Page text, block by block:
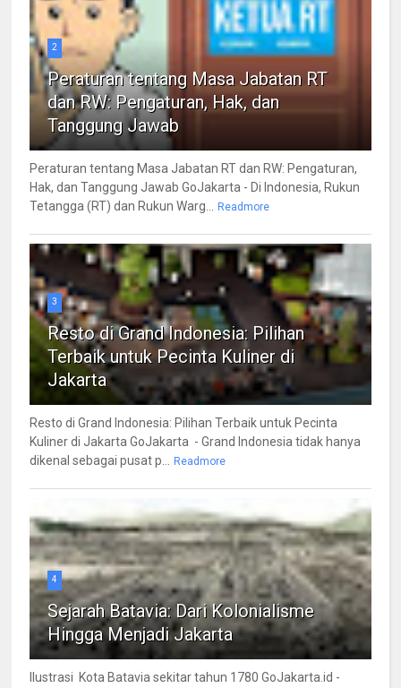
2
Peraturan tentang Masa Jabatan RT
dan RW: Pengaturan, Hak, dan
Tanggung Jawab
Peraturan tentang Masa Jabatan RT dan RW: Pengaturan,
Hak, dan Tanggung Jawab GoJakarta - Di Indonesia, Rukun
Tetangga (RT) dan Rukun Warg... Readmore
3
Resto di Grand Indonesia: Pilihan
Terbaik untuk Pecinta Kuliner di
Jakarta
Resto di Grand Indonesia: Pilihan Terbaik untuk Pecinta
Kuliner di Jakarta GoJakarta - Grand Indonesia tidak hanya
dikenal sebagai pusat p... Readmore
4
Sejarah Batavia: Dari Kolonialisme
Hingga Menjadi Jakarta
Ilustrasi Kota Batavia sekitar tahun 1780 GoJakarta.id -